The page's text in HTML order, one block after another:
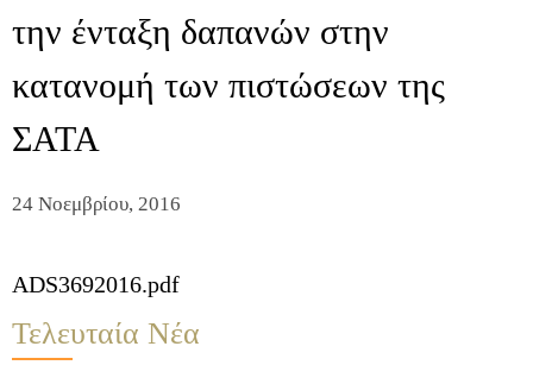
την ένταξη δαπανών στην
κατανομή των πιστώσεων της
ΣΑΤΑ
24 Νοεμβρίου, 2016
ADS3692016.pdf
Τελευταία Νέα